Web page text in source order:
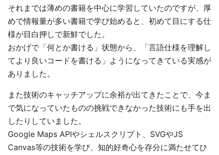
それまでは薄めの書籍を中心に学習していたのですが、厚
めで情報量が多い書籍で学び始めると、初めて目にする仕
様が目白押しで新鮮でした。
おかげで「何とか書ける」状態から、「言語仕様を理解し
てより良いコードを書ける」ようになってきている実感が
ありました。
また技術のキャッチアップに余裕が出てきたことで、今ま
で気になっていたものの挑戦できなかった技術にも手を出
したりしていました。
Google Maps APIやシェルスクリプト、SVGやJS
Canvas等の技術を学び、知的好奇心を存分に満たせてひ